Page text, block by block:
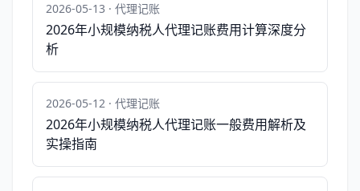
2026-05-13 · 代理记账
2026年小规模纳税人代理记账费用计算深度分
析
2026-05-12 · 代理记账
2026年小规模纳税人代理记账一般费用解析及
实操指南